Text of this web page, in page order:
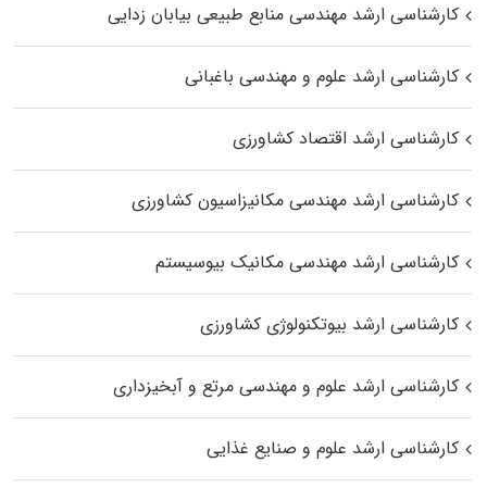
کارشناسی ارشد مهندسی منابع طبیعی بیابان زدایی
کارشناسی ارشد علوم و مهندسی باغبانی
کارشناسی ارشد اقتصاد کشاورزی
کارشناسی ارشد مهندسی مکانیزاسیون کشاورزی
کارشناسی ارشد مهندسی مکانیک بیوسیستم
کارشناسی ارشد بیوتکنولوژی کشاورزی
کارشناسی ارشد علوم و مهندسی مرتع و آبخیزداری
کارشناسی ارشد علوم و صنایع غذایی